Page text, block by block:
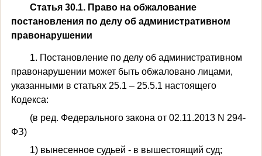
Статья 30.1. Право на обжалование
постановления по делу об административном
правонарушении
1. Постановление по делу об административном
правонарушении может быть обжаловано лицами,
указанными в статьях 25.1 – 25.5.1 настоящего
Кодекса:
(в ред. Федерального закона от 02.11.2013 N 294-
ФЗ)
1) вынесенное судьей - в вышестоящий суд;